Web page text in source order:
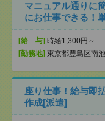
マニュアル通りに
にお仕事できる！
[給 与] 時給1,300円～
[勤務地] 東京都豊島区南
座り仕事！給与即
作成[派遣]